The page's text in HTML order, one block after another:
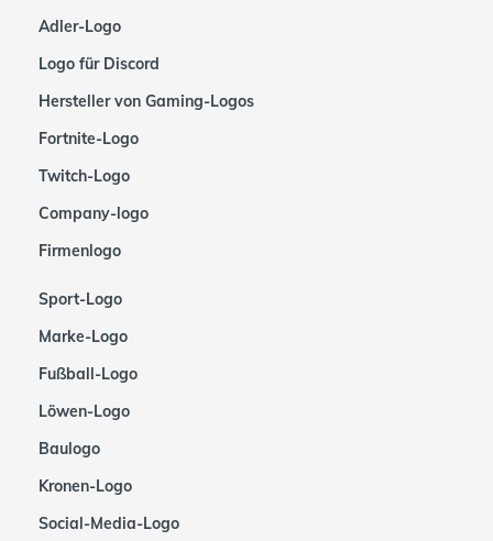
Adler-Logo
Logo für Discord
Hersteller von Gaming-Logos
Fortnite-Logo
Twitch-Logo
Company-logo
Firmenlogo
Sport-Logo
Marke-Logo
Fußball-Logo
Löwen-Logo
Baulogo
Kronen-Logo
Social-Media-Logo